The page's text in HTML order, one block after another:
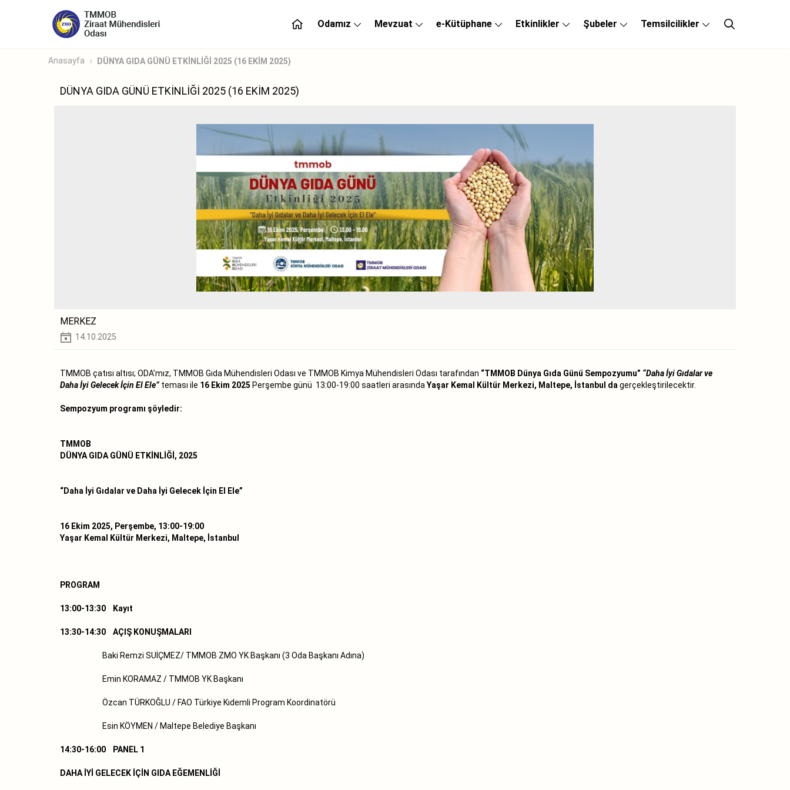
Odamız Mevzuat e-Kütüphane Etkinlikler Şubeler Temsilcilikler
Anasayfa DÜNYA GIDA GÜNÜ ETKİNLİĞİ 2025 (16 EKİM 2025)
DÜNYA GIDA GÜNÜ ETKİNLİĞİ 2025 (16 EKİM 2025)
MERKEZ
14.10.2025
TMMOB çatısı altısı; ODA’mız, TMMOB Gıda Mühendisleri Odası ve TMMOB Kimya Mühendisleri Odası tarafından “TMMOB Dünya Gıda Günü Sempozyumu” “Daha İyi Gıdalar ve
Daha İyi Gelecek İçin El Ele” teması ile 16 Ekim 2025 Perşembe günü 13:00-19:00 saatleri arasında Yaşar Kemal Kültür Merkezi, Maltepe, İstanbul da gerçekleştirilecektir.
Sempozyum programı şöyledir:
TMMOB
DÜNYA GIDA GÜNÜ ETKİNLİĞİ, 2025
“Daha İyi Gıdalar ve Daha İyi Gelecek İçin El Ele”
16 Ekim 2025, Perşembe, 13:00-19:00
Yaşar Kemal Kültür Merkezi, Maltepe, İstanbul
PROGRAM
13:00-13:30 Kayıt
13:30-14:30 AÇIŞ KONUŞMALARI
Baki Remzi SUİÇMEZ/ TMMOB ZMO YK Başkanı (3 Oda Başkanı Adına)
Emin KORAMAZ / TMMOB YK Başkanı
Özcan TÜRKOĞLU / FAO Türkiye Kıdemli Program Koordinatörü
Esin KÖYMEN / Maltepe Belediye Başkanı
14:30-16:00 PANEL 1
DAHA İYİ GELECEK İÇİN GIDA EĞEMENLİĞİ